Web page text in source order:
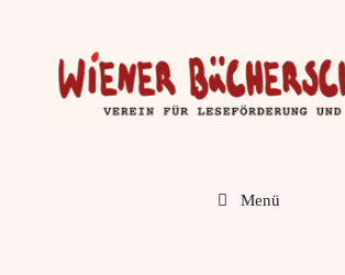
Menü